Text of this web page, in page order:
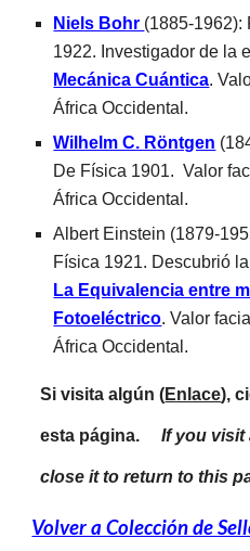
Niels Bohr (1885-1962):
Mecánica Cuántica.
África Occidental.
Wilhelm C. Röntgen
De Física 1901. Valor
África Occidental.
Albert Einstein (1879-
Física 1921. Descubrió
La Equivalencia entre
Fotoeléctrico. Valor
África Occidental.
Si visita algún (Enlace),
esta página. If you visit
close it to return to this
Volver a Colección de